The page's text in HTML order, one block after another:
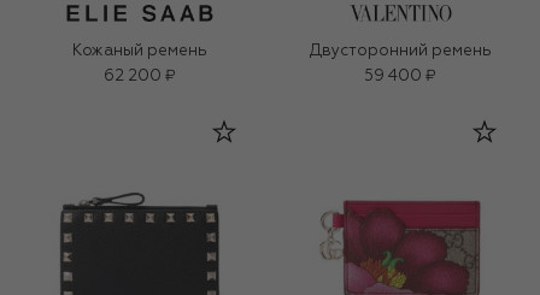
Кожаный ремень
62 200 ₽
Двусторонний ремень
59 400 ₽